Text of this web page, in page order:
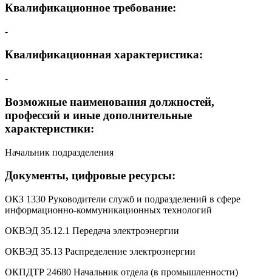
Квалификационное требование:
-
Квалификационная характеристика:
-
Возможные наименования должностей,
профессий и иные дополнительные
характеристики:
Начальник подразделения
Документы, цифровые ресурсы:
ОКЗ 1330 Руководители служб и подразделений в сфере
информационно-коммуникационных технологий
ОКВЭД 35.12.1 Передача электроэнергии
ОКВЭД 35.13 Распределение электроэнергии
ОКПДТР 24680 Начальник отдела (в промышленности)